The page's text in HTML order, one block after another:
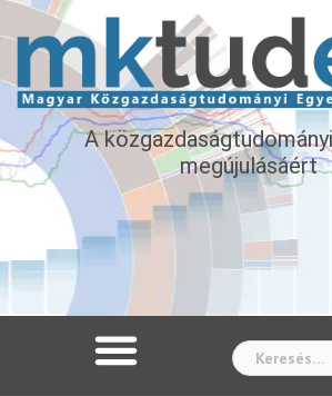
A
megújulásáért